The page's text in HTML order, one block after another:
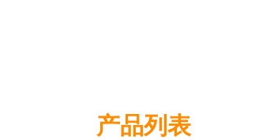
产品列表